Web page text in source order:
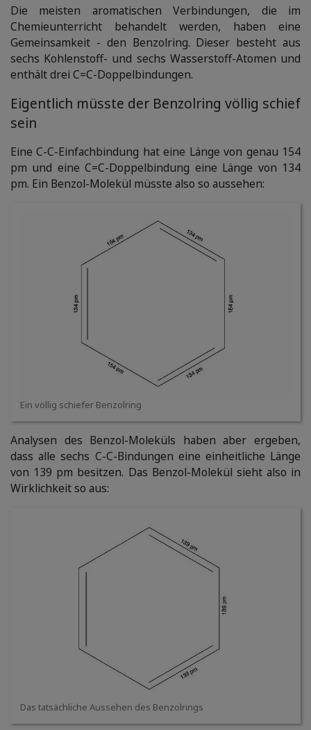
Die meisten aromatischen Verbindungen, die im
Chemieunterricht behandelt werden, haben eine
Gemeinsamkeit - den Benzolring. Dieser besteht aus
sechs Kohlenstoff- und sechs Wasserstoff-Atomen und
enthält drei C=C-Doppelbindungen.
Eigentlich müsste der Benzolring völlig schief
sein
Eine C-C-Einfachbindung hat eine Länge von genau 154
pm und eine C=C-Doppelbindung eine Länge von 134
pm. Ein Benzol-Molekül müsste also so aussehen:
Ein völlig schiefer Benzolring
Analysen des Benzol-Moleküls haben aber ergeben,
dass alle sechs C-C-Bindungen eine einheitliche Länge
von 139 pm besitzen. Das Benzol-Molekül sieht also in
Wirklichkeit so aus:
Das tatsächliche Aussehen des Benzolrings